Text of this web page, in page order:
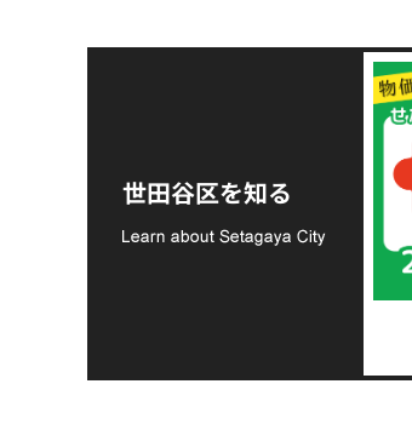
世田谷区を知る
支援金の募集につい
て